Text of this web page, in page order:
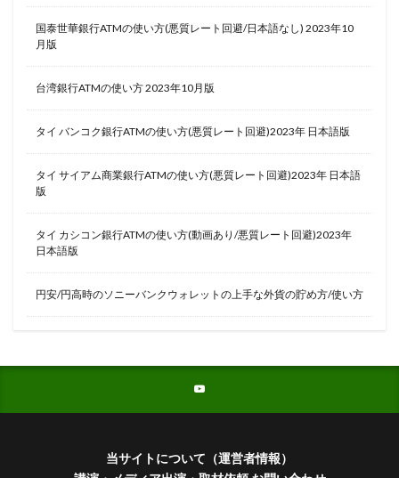
国泰世華銀行ATMの使い方(悪質レート回避/日本語なし) 2023年10
月版
台湾銀行ATMの使い方 2023年10月版
タイ バンコク銀行ATMの使い方(悪質レート回避)2023年 日本語版
タイ サイアム商業銀行ATMの使い方(悪質レート回避)2023年 日本語
版
タイ カシコン銀行ATMの使い方(動画あり/悪質レート回避)2023年
日本語版
円安/円高時のソニーバンクウォレットの上手な外貨の貯め方/使い方
当サイトについて（運営者情報）